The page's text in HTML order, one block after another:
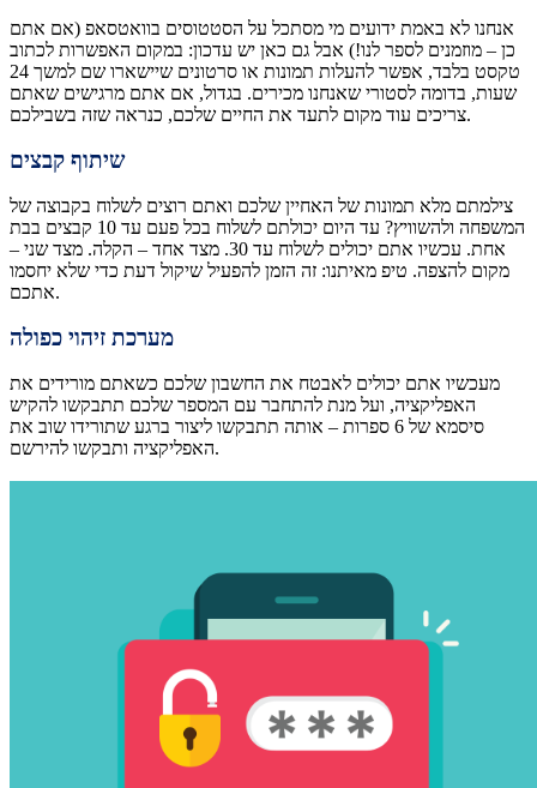
אנחנו לא באמת ידועים מי מסתכל על הסטטוסים בוואטסאפ (אם אתם
כן – מוזמנים לספר לנו!) אבל גם כאן יש עדכון: במקום האפשרות לכתוב
טקסט בלבד, אפשר להעלות תמונות או סרטונים שיישארו שם למשך 24
שעות, בדומה לסטורי שאנחנו מכירים. בגדול, אם אתם מרגישים שאתם
צריכים עוד מקום לתעד את החיים שלכם, כנראה שזה בשבילכם.
שיתוף קבצים
צילמתם מלא תמונות של האחיין שלכם ואתם רוצים לשלוח בקבוצה של
המשפחה ולהשוויץ? עד היום יכולתם לשלוח בכל פעם עד 10 קבצים בבת
אחת. עכשיו אתם יכולים לשלוח עד 30. מצד אחד – הקלה. מצד שני –
מקום להצפה. טיפ מאיתנו: זה הזמן להפעיל שיקול דעת כדי שלא יחסמו
אתכם.
מערכת זיהוי כפולה
מעכשיו אתם יכולים לאבטח את החשבון שלכם כשאתם מורידים את
האפליקציה, ועל מנת להתחבר עם המספר שלכם תתבקשו להקיש
סיסמא של 6 ספרות – אותה תתבקשו ליצור ברגע שתורידו שוב את
האפליקציה ותבקשו להירשם.